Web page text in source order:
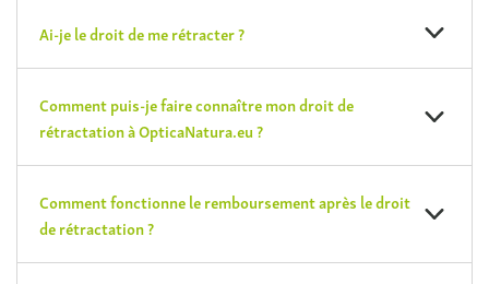
Ai-je le droit de me rétracter ?
Comment puis-je faire connaître mon droit de
rétractation à OpticaNatura.eu ?
Comment fonctionne le remboursement après le droit
de rétractation ?